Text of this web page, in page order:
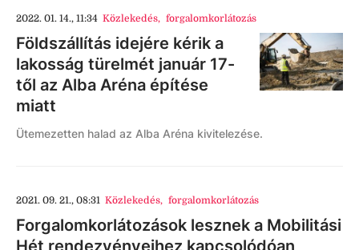
2022. 01. 14., 11:34 Közlekedés, forgalomkorlátozás
Földszállítás idejére kérik a
lakosság türelmét január 17-
től az Alba Aréna építése
miatt
Ütemezetten halad az Alba Aréna kivitelezése.
2021. 09. 21., 08:31 Közlekedés, forgalomkorlátozás
Forgalomkorlátozások lesznek a Mobilitási
Hét rendezvényeihez kapcsolódóan